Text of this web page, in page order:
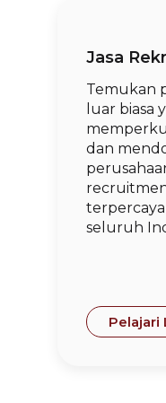
Jasa
Temukan
luar biasa
dan
seluruh
Pelajari